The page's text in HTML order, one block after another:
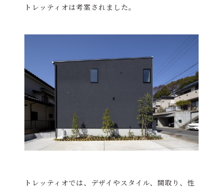
トレッティオは考案されました。
トレッティオでは、デザイやスタイル、間取り、性